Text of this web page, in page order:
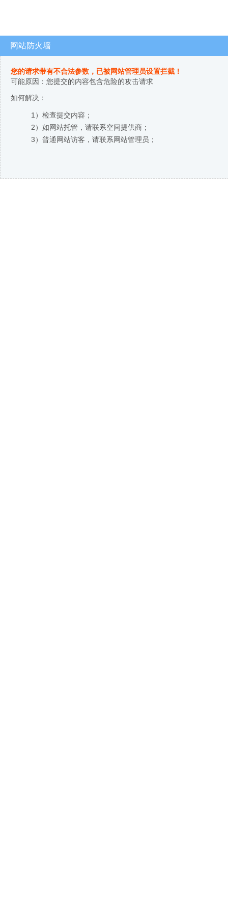
网站防火墙
您的请求带有不合法参数，已被网站管理员设置拦截！
可能原因：您提交的内容包含危险的攻击请求
如何解决：
1）检查提交内容；
2）如网站托管，请联系空间提供商；
3）普通网站访客，请联系网站管理员；